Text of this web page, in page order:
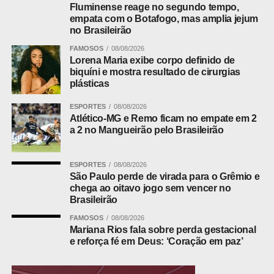
contra a vítima. Segundo ele, a execução foi determinada
por uma facção criminosa como forma de quitar uma
dívida. A pistola .380 apreendida com o menor estava
carregada com cinco munições.
Outras equipes foram até o local do crime e encontraram
a vítima, que chegou a ser socorrida, mas não resistiu aos
Leia Também: Adolescente de
facção é apreendido por homicídio
Fluminense reage no segundo tempo,
empata com o Botafogo, mas amplia jejum
no Brasileirão
FAMOSOS 08/08/2026
Lorena Maria exibe corpo definido de
biquíni e mostra resultado de cirurgias
plásticas
ESPORTES 08/08/2026
Atlético-MG e Remo ficam no empate em 2
a 2 no Mangueirão pelo Brasileirão
ESPORTES 08/08/2026
São Paulo perde de virada para o Grêmio e
chega ao oitavo jogo sem vencer no
Brasileirão
FAMOSOS 08/08/2026
Mariana Rios fala sobre perda gestacional
e reforça fé em Deus: ‘Coração em paz’